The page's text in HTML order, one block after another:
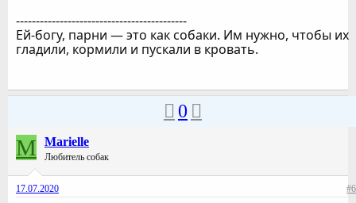
-------------------------------------------
Ей-богу, парни — это как собаки. Им нужно, чтобы их
гладили, кормили и пускали в кровать.
0
M Marielle
Любитель собак
17.07.2020 #6